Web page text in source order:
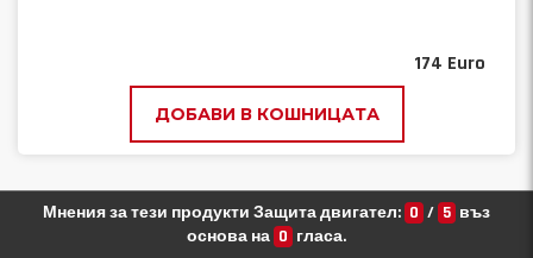
174 Euro
ДОБАВИ В КОШНИЦАТА
Мнения за тези продукти Защита двигател: 0 / 5 въз
основа на 0 гласа.